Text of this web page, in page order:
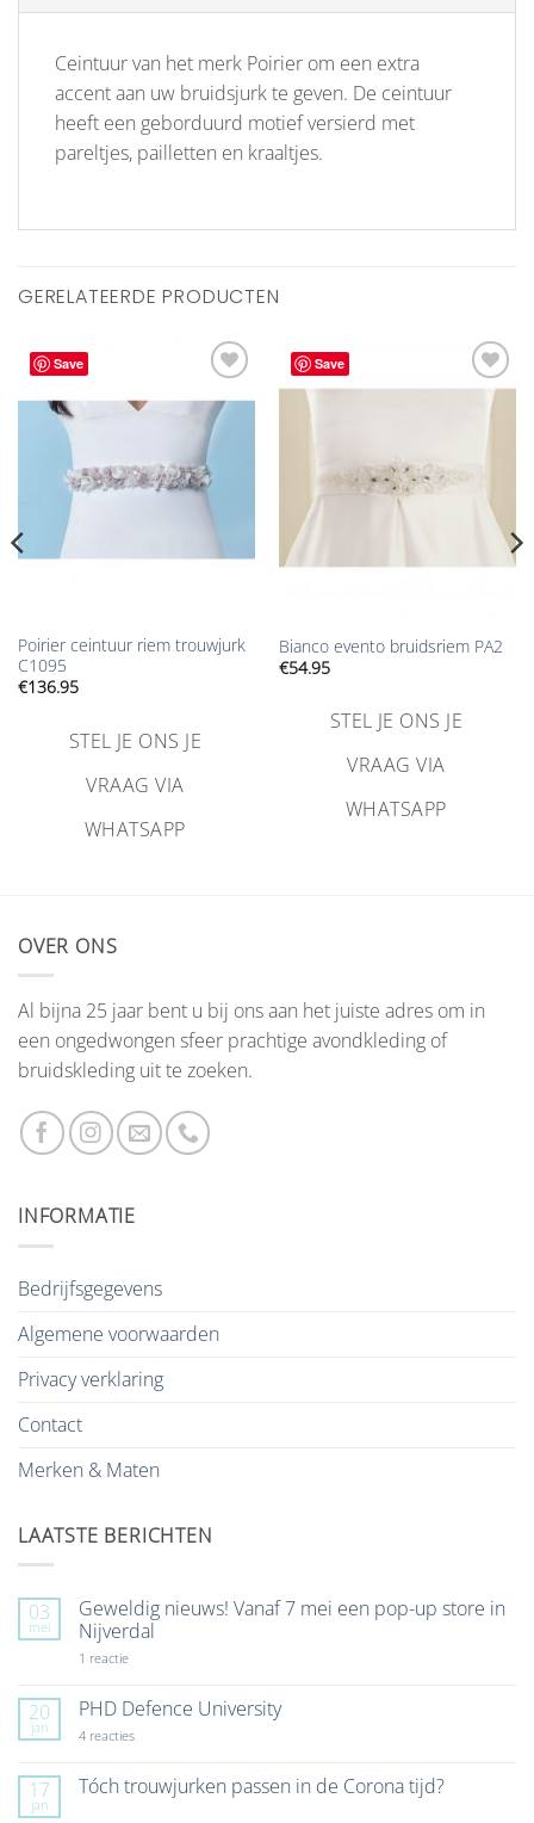
Ceintuur van het merk Poirier om een extra
accent aan uw bruidsjurk te geven. De ceintuur
heeft een geborduurd motief versierd met
pareltjes, pailletten en kraaltjes.
GERELATEERDE PRODUCTEN
Save
verlanglijst
toevoegen
Poirier ceintuur riem trouwjurk
C1095
€136.95
STEL JE ONS JE
VRAAG VIA
WHATSAPP
Save
Aan
verlanglijst
Bianco evento bruidsriem PA2
€54.95
STEL JE ONS JE
VRAAG VIA
WHATSAPP
OVER ONS
Al bijna 25 jaar bent u bij ons aan het juiste adres om in
een ongedwongen sfeer prachtige avondkleding of
bruidskleding uit te zoeken.
INFORMATIE
Bedrijfsgegevens
Algemene voorwaarden
Privacy verklaring
Contact
Merken & Maten
LAATSTE BERICHTEN
03
mei
Geweldig nieuws! Vanaf 7 mei een pop-up store in
Nijverdal
1 reactieop
Vanaf
7
mei
up
store
20
jan
PHD Defence University
4 reactiesop
University
17
jan
Tóch trouwjurken passen in de Corona tijd?